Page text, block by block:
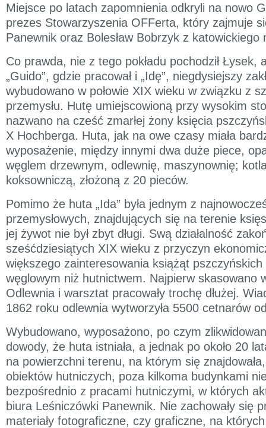
Miejsce po latach zapomnienia odkryli na nowo
prezes Stowarzyszenia OFFerta, który zajmuje
Panewnik oraz Bolesław Bobrzyk z katowickiego
Co prawda, nie z tego pokładu pochodził Łysek,
„Guido”, gdzie pracował i „Idę”, niegdysiejszy
wybudowano w połowie XIX wieku w związku z
przemysłu. Hutę umiejscowioną przy wysokim
nazwano na cześć zmarłej żony księcia
X Hochberga. Huta, jak na owe czasy miała
wyposażenie, między innymi dwa duże piece,
węglem drzewnym, odlewnię, maszynownię;
koksowniczą, złożoną z 20 pieców.
Pomimo że huta „Ida” była jednym z
przemysłowych, znajdujących się na terenie
jej żywot nie był zbyt długi. Swą działalność
sześćdziesiątych XIX wieku z przyczyn
większego zainteresowania książąt
węglowym niż hutnictwem. Najpierw skasowano
Odlewnia i warsztat pracowały trochę dłużej.
1862 roku odlewnia wytworzyła 5500 cetnarów
Wybudowano, wyposażono, po czym
dowody, że huta istniała, a jednak po około 20
na powierzchni terenu, na którym się
obiektów hutniczych, poza kilkoma budynkami
bezpośrednio z pracami hutniczymi, w których
biura Leśniczówki Panewnik. Nie zachowały się
materiały fotograficzne, czy graficzne, na